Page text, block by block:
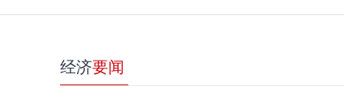
经济要闻